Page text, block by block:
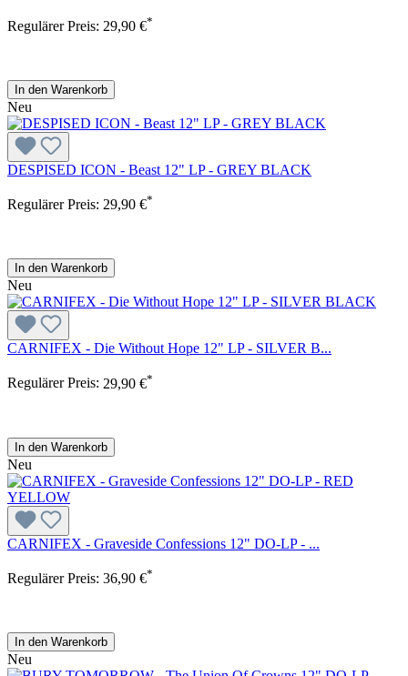
Regulärer Preis: 29,90 €*
In den Warenkorb
Neu
DESPISED ICON - Beast 12" LP - GREY BLACK
Regulärer Preis: 29,90 €*
In den Warenkorb
Neu
CARNIFEX - Die Without Hope 12" LP - SILVER B...
Regulärer Preis: 29,90 €*
In den Warenkorb
Neu
CARNIFEX - Graveside Confessions 12" DO-LP - ...
Regulärer Preis: 36,90 €*
In den Warenkorb
Neu